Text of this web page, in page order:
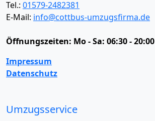
Tel.: 01579-2482381
E-Mail: info@cottbus-umzugsfirma.de
Öffnungszeiten: Mo - Sa: 06:30 -
Impressum
Datenschutz
Umzugsservice